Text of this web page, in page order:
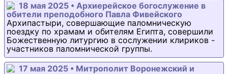
18 мая 2025 • Архиерейское богослужение в
обители преподобного Павла Фивейского
Архипастыри, совершающие паломническую
поездку по храмам и обителям Египта, совершили
Божественную литургию в сослужении клириков -
участников паломнической группы.
17 мая 2025 • Митрополит Воронежский и